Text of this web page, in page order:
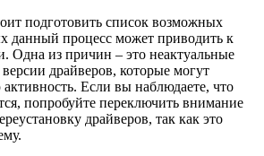
подготовить список возможных
данный процесс может приводить к
Одна из причин – это неактуальные
драйверов, которые могут
Если вы наблюдаете, что
попробуйте переключить внимание
драйверов, так как это